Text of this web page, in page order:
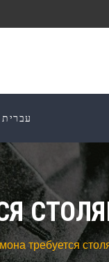
עברית
требуется